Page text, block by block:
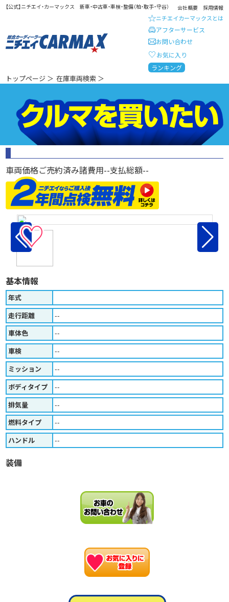
【公式】ニチエイ・カーマックス 新車・中古車・車検・整備（柏・取手・守谷） 会社概要 採用情報
総合カーディーラー ニチエイ・
ニチエイカーマックスとは
アフターサービス
お問い合わせ
お気に入り
ランキング
トップページ ＞ 在庫車両検索 ＞
車両価格ご売約済み諸費用--支払総額--
♡
基本情報
年式
走行距離
--
車体色
--
車検
--
ミッション
--
ボディタイプ
--
排気量
--
燃料タイプ
--
ハンドル
--
装備